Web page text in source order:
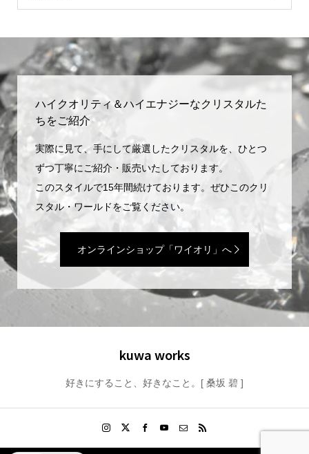
ハイクオリティ＆ハイエナジーなクリスタルた
ちをご紹介
実際に見て、手にして厳選したクリスタルを、ひとつ
ずつ丁寧にご紹介・販売いたしております。
このスタイルで15年間続けております。ぜひこのクリ
スタル・ワールドをご覧ください。
オンラインショップ「ワイオリ」へ
kuwa works
好きにすること、好きなこと。[ 桑坂 碧 ]